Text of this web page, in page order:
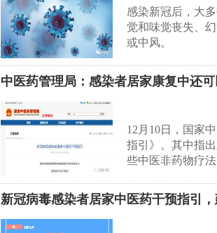
感染新冠后，大
觉和味觉丧失、
或中风。
中医药管理局：感染者居家康复中还
12月10日，国家
指引》。其中指
些中医非药物疗法
新冠病毒感染者居家中医药干预指引，